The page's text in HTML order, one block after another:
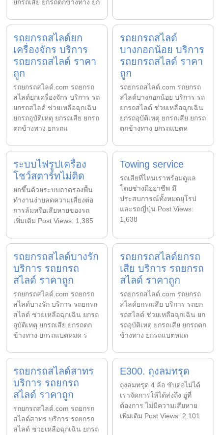
ยกรถเสีย ยกรถตกข้างทาง ยก
รถยกรถสไลด์ยก
เครื่องจักร บริการ
รถยกรถสไลด์ ราคา
ถูก
รถยกรถสไลด์.com รถยกรถ
สไลด์ยกเครื่องจักร บริการ รถ
ยกรถสไลด์ ช่วยเหลือฉุกเฉิน
ยกรถอุบัติเหตุ ยกรถเสีย ยกรถ
ตกข้างทาง ยกรถแ
รถยกรถสไลด์
บางกอกน้อย บริการ
รถยกรถสไลด์ ราคา
ถูก
รถยกรถสไลด์.com รถยกรถ
สไลด์บางกอกน้อย บริการ รถ
ยกรถสไลด์ ช่วยเหลือฉุกเฉิน
ยกรถอุบัติเหตุ ยกรถเสีย ยกรถ
ตกข้างทาง ยกรถแบตห
ระบบไฟรูปเครื่อง
โชว์สตาร์ทไม่ติด
ยกขึ้นด้วยระบบถาดรองพื้น
ทำงานง่ายลดความเสี่ยงต่อ
การล้มหรือเสียหายของรถ
เพิ่มเติม Post Views: 1,385
Towing service
รถเสียที่ไหนเราพร้อมดูแล
โดยช่างมืออาชีพ มี
ประสบการณ์ทั้งหมดยุโรป
และรถญี่ปุ่น Post Views:
1,638
รถยกรถสไลด์บางรัก
บริการ รถยกรถ
สไลด์ ราคาถูก
รถยกรถสไลด์.com รถยกรถ
สไลด์บางรัก บริการ รถยกรถ
สไลด์ ช่วยเหลือฉุกเฉิน ยกรถ
อุบัติเหตุ ยกรถเสีย ยกรถตก
ข้างทาง ยกรถแบตหมด ร
รถยกรถสไลด์ยกรถ
เสีย บริการ รถยกรถ
สไลด์ ราคาถูก
รถยกรถสไลด์.com รถยกรถ
สไลด์ยกรถเสีย บริการ รถยก
รถสไลด์ ช่วยเหลือฉุกเฉิน ยก
รถอุบัติเหตุ ยกรถเสีย ยกรถตก
ข้างทาง ยกรถแบตหมด
รถยกรถสไลด์สาทร
บริการ รถยกรถ
สไลด์ ราคาถูก
รถยกรถสไลด์.com รถยกรถ
สไลด์สาทร บริการ รถยกรถ
สไลด์ ช่วยเหลือฉุกเฉิน ยกรถ
E300. ถุงลมทรุด
ถุงลมทรุด 4 ล้อ ขับต่อไม่ได้
เราจัดการให้ได้ส่งถึง อู่ที่
ต้องการ ไม่มีความเสียหาย
เพิ่มเติม Post Views: 2,101